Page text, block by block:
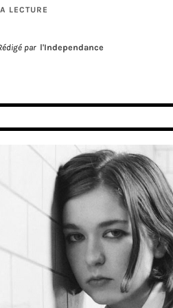
LECTURE
par l'Independance